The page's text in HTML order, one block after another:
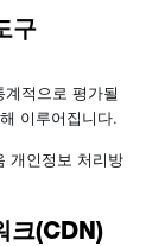
구
적으로 평가될
이루어집니다.
개인정보 처리방
크(CDN)